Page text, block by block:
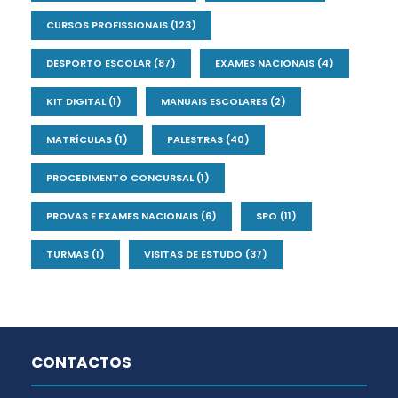
CURSOS PROFISSIONAIS (123)
DESPORTO ESCOLAR (87) EXAMES NACIONAIS (4)
KIT DIGITAL(1) MANUAIS ESCOLARES (2)
MATRÍCULAS (1) PALESTRAS (40)
PROCEDIMENTO CONCURSAL(1)
PROVAS E EXAMES NACIONAIS (6) SPO (11)
TURMAS (1) VISITAS DE ESTUDO (37)
CONTACTOS